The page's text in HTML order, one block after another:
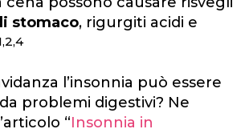
stomaco, rigurgiti acidi e
l’insonnia può essere
problemi digestivi? Ne
“Insonnia in